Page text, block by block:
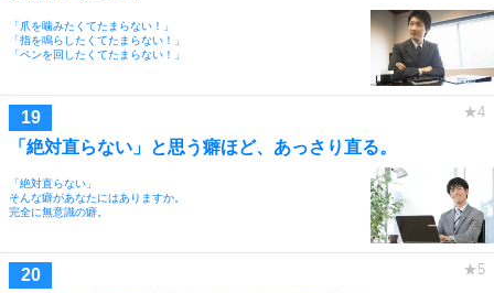
「爪を噛みたくてたまらない！」
「指を鳴らしたくてたまらない！」
「ペンを回したくてたまらない！」
「絶対直らない」と思う癖ほど、あっさり直る。
「絶対直らない」
そんな癖があなたにはありますか。
完全に無意識の癖。